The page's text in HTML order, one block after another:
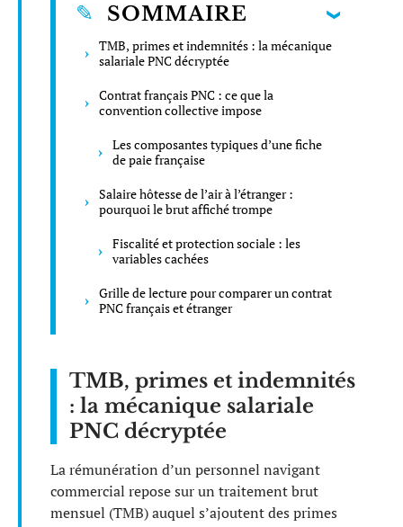
SOMMAIRE
TMB, primes et indemnités : la mécanique
salariale PNC décryptée
Contrat français PNC : ce que la
convention collective impose
Les composantes typiques d’une fiche
de paie française
Salaire hôtesse de l’air à l’étranger :
pourquoi le brut affiché trompe
Fiscalité et protection sociale : les
variables cachées
Grille de lecture pour comparer un contrat
PNC français et étranger
TMB, primes et indemnités
: la mécanique salariale
PNC décryptée
La rémunération d’un personnel navigant
commercial repose sur un traitement brut
mensuel (TMB) auquel s’ajoutent des primes